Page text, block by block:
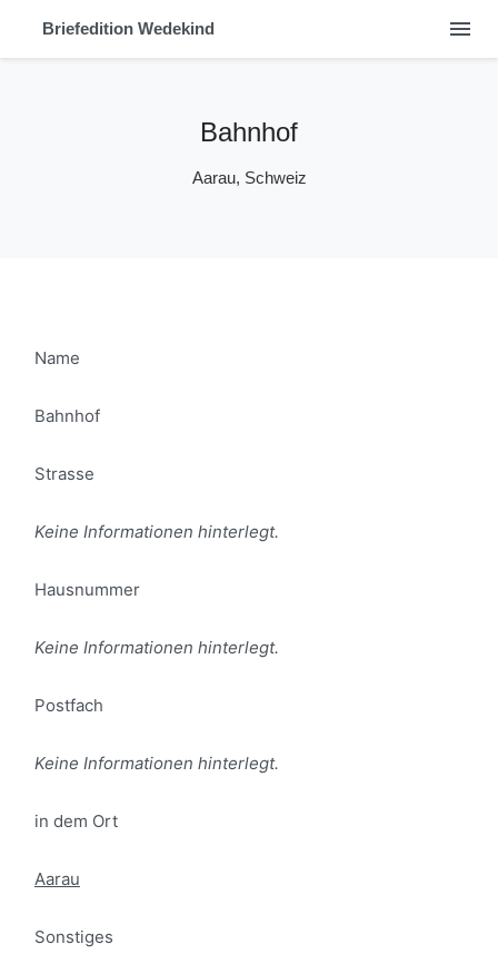
Briefedition Wedekind menu
Bahnhof
Aarau, Schweiz
Name
Bahnhof
Strasse
Keine Informationen hinterlegt.
Hausnummer
Keine Informationen hinterlegt.
Postfach
Keine Informationen hinterlegt.
in dem Ort
Aarau
Sonstiges